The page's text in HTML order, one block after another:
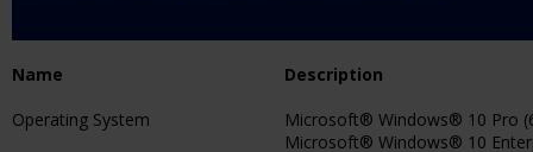
Name
Description
Operating System
Microsoft® Windows® 10 Pro
Microsoft® Windows® 10